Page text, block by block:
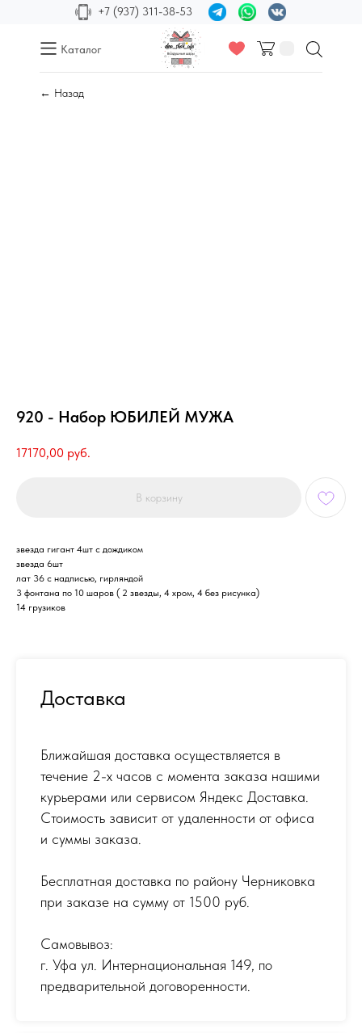
+7 (937) 311-38-53
Каталог
← Назад
920 - Набор ЮБИЛЕЙ МУЖА
17170,00 руб.
В корзину
звезда гигант 4шт с дождиком
звезда 6шт
лат 36 с надписью, гирляндой
3 фонтана по 10 шаров ( 2 звезды, 4 хром, 4 без рисунка)
14 грузиков
Доставка
Ближайшая доставка осуществляется в
течение 2-х часов с момента заказа нашими
курьерами или сервисом Яндекс Доставка.
Стоимость зависит от удаленности от офиса
и суммы заказа.
Бесплатная доставка по району Черниковка
при заказе на сумму от 1500 руб.
Самовывоз:
г. Уфа ул. Интернациональная 149, по
предварительной договоренности.